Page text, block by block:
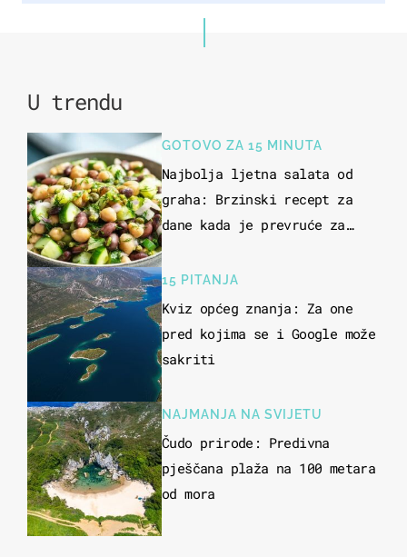
U trendu
GOTOVO ZA 15 MINUTA
Najbolja ljetna salata od
graha: Brzinski recept za
dane kada je prevruće za
15 PITANJA
Kviz općeg znanja: Za one
pred kojima se i Google može
sakriti
NAJMANJA NA SVIJETU
Čudo prirode: Predivna
pješčana plaža na 100 metara
od mora